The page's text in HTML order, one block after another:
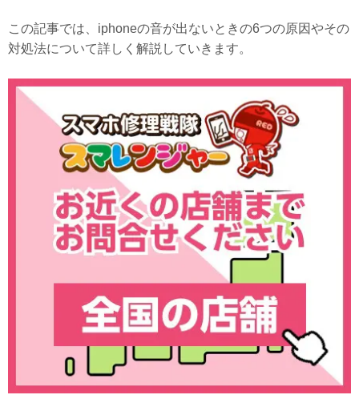
この記事では、iphoneの音が出ないときの6つの原因やその
対処法について詳しく解説していきます。